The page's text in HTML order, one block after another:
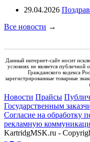
29.04.2026
Все новости →
Данный интернет-сайт носит
условиях не является
Гражданского кодекса
зарегистрированные товарные
Новости Прайсы
Государственным
Согласие на обработку
рекламную
KartridgMSK.ru -